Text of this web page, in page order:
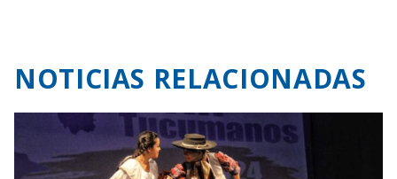
NOTICIAS RELACIONADAS